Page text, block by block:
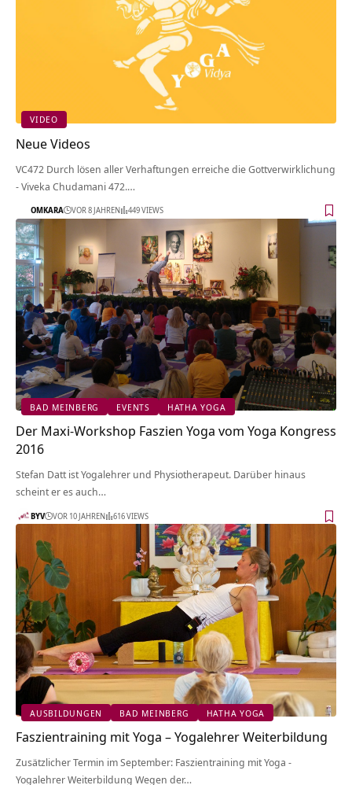
VIDEO
Neue Videos
VC472 Durch lösen aller Verhaftungen erreiche die Gottverwirklichung
- Viveka Chudamani 472.…
OMKARA VOR 8 JAHREN 449 VIEWS
BAD MEINBERG EVENTS HATHA YOGA
Der Maxi-Workshop Faszien Yoga vom Yoga Kongress
2016
Stefan Datt ist Yogalehrer und Physiotherapeut. Darüber hinaus
scheint er es auch…
BYV VOR 10 JAHREN 616 VIEWS
AUSBILDUNGEN BAD MEINBERG HATHA YOGA
Faszientraining mit Yoga – Yogalehrer Weiterbildung
Zusätzlicher Termin im September: Faszientraining mit Yoga -
Yogalehrer Weiterbildung Wegen der…